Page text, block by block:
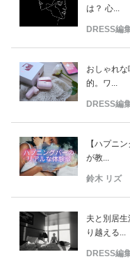
は？ 心...
DRESS編
おしゃれ
的。ワ...
DRESS編
【ハプニ
が教...
鈴木 リズ
夫と別居
り越える...
DRESS編